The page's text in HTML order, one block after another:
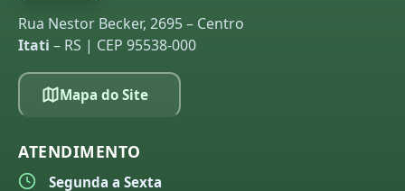
Rua Nestor Becker, 2695 – Centro
Itati – RS | CEP 95538-000
Mapa do Site
ATENDIMENTO
Segunda a Sexta